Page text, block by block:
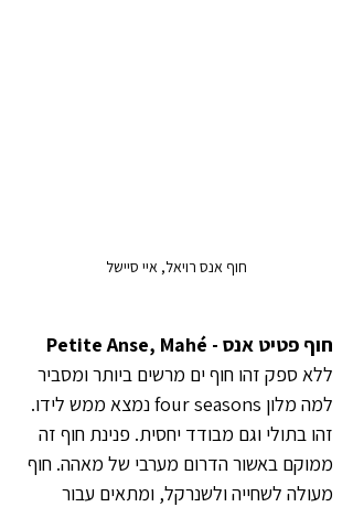
חוף אנס רויאל, איי סיישל
חוף פטיט אנס - Petite Anse, Mahé
ללא ספק זהו חוף ים מרשים ביותר ומסביר
למה מלון four seasons נמצא ממש לידו.
זהו בתולי וגם מבודד יחסית. פנינת חוף זה
ממוקם באשור הדרום מערבי של מאהה. חוף
מעולה לשחייה ולשנרקל, ומתאים עבור